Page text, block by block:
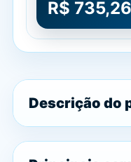
R$ 735,26
Descrição do